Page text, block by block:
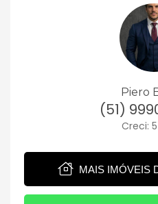
Piero
(51)
Creci:
MAIS IMÓVEIS